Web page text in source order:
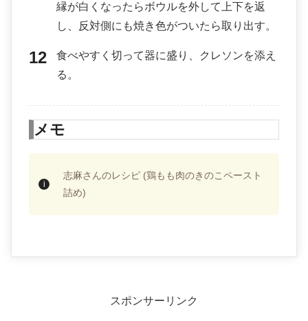
縁が白くなったらボウルを外して上下を返
し、反対側にも焼き色がついたら取り出す。
食べやすく切って器に盛り、クレソンを添え
る。
メモ
志麻さんのレシピ (鶏もも肉のきのこペースト
詰め)
スポンサーリンク